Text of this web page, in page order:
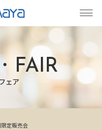
FAIR
ェア
定販売会